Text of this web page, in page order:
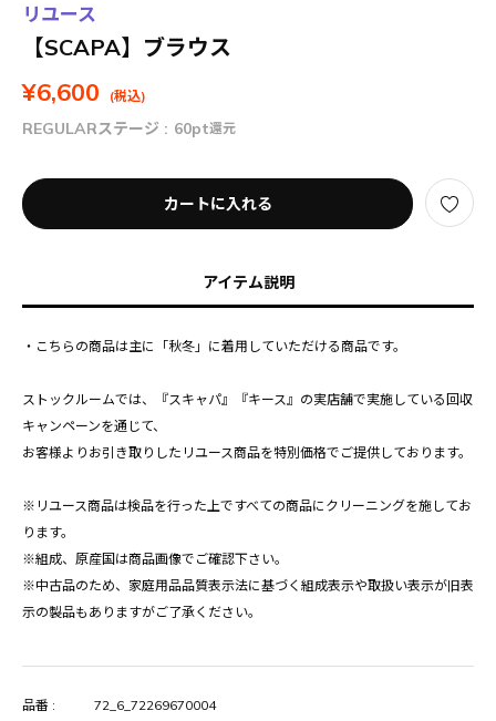
リユース
【SCAPA】ブラウス
¥6,600 (税込)
REGULARステージ : 60pt還元
カートに入れる
アイテム説明
・こちらの商品は主に「秋冬」に着用していただける商品です。
ストックルームでは、『スキャパ』『キース』の実店舗で実施している回収
キャンペーンを通じて、
お客様よりお引き取りしたリユース商品を特別価格でご提供しております。
※リユース商品は検品を行った上ですべての商品にクリーニングを施してお
ります。
※組成、原産国は商品画像でご確認下さい。
※中古品のため、家庭用品品質表示法に基づく組成表示や取扱い表示が旧表
示の製品もありますがご了承ください。
品番 :
72_6_72269670004